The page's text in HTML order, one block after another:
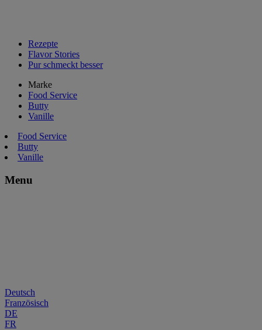
Rezepte
Flavor Stories
Pur schmeckt besser
Marke
Food Service
Butty
Vanille
Food Service
Butty
Vanille
Menu
Deutsch
Französisch
DE
FR